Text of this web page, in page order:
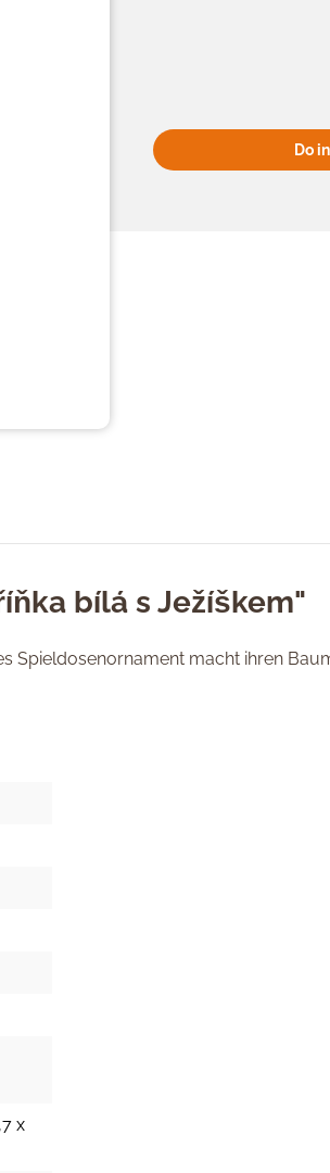
Do
bílá s Ježíškem"
Spieldosenornament macht ihren
x